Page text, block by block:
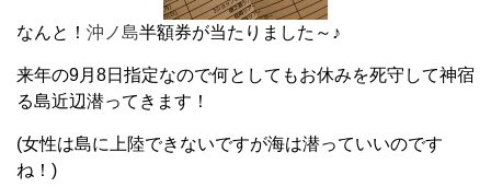
なんと！ 沖ノ島半額券が当たりました～♪
来年の9月8日指定なので何としてもお休みを死守して神宿
る島近辺潜ってきます！
(女性は島に上陸できないですが海は潜っていいのです
ね！)